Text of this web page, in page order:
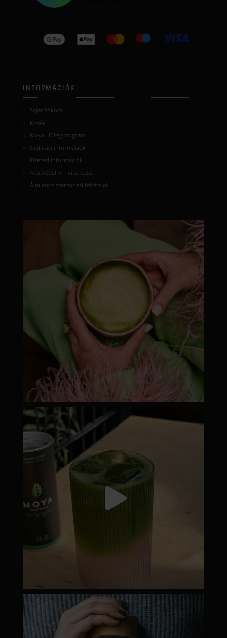
INFORMÁCIÓK
Saját fiókom
Kosár
Moya Hűségprogram
Szállítási információk
Fizetési információk
Adatvédelmi nyilatkozat
Általános szerződési feltételek
moyamatcha.hu
moyamatcha.hu
Júl 18
moyamatcha.hu
Dec 19